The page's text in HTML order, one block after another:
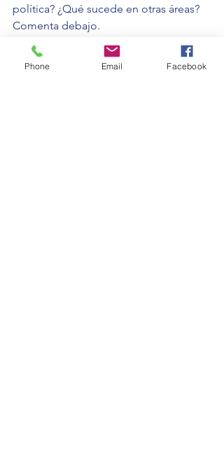
política? ¿Qué sucede en otras áreas?
Comenta debajo.
Miguel Ledhesma
Phone Email Facebook